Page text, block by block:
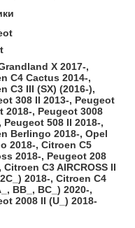
X 2017-,
С4 Cactus 2014-,
C3 III (SX) (2016-),
308 II 2013-, Peugeot
2018-, Peugeot 3008
Peugeot 508 II 2018-,
Berlingo 2018-, Opel
2018-, Citroen C5
2018-, Peugeot 208
Citroen C3 AIRCROSS II
2018-, Citroen C4
BB_, BC_) 2020-,
2008 II (U_) 2018-